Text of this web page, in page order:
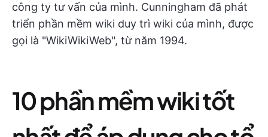
công ty tư vấn của mình. Cunningham đã phát
triển phần mềm wiki duy trì wiki của mình, được
gọi là "WikiWikiWeb", từ năm 1994.
10 phần mềm wiki tốt